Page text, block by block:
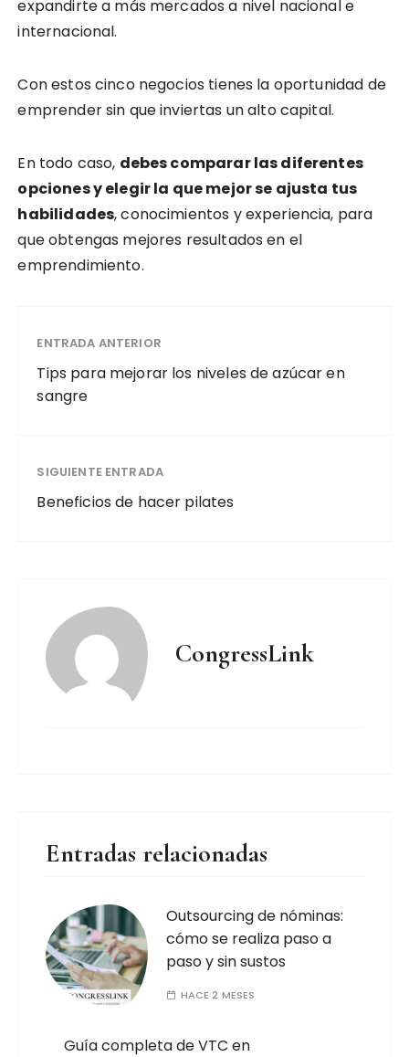
expandirte a más mercados a nivel nacional e
internacional.
Con estos cinco negocios tienes la oportunidad de
emprender sin que inviertas un alto capital.
En todo caso, debes comparar las diferentes
opciones y elegir la que mejor se ajusta tus
habilidades, conocimientos y experiencia, para
que obtengas mejores resultados en el
emprendimiento.
ENTRADA ANTERIOR
Tips para mejorar los niveles de azúcar en
sangre
SIGUIENTE ENTRADA
Beneficios de hacer pilates
CongressLink
Entradas relacionadas
Outsourcing de nóminas:
cómo se realiza paso a
paso y sin sustos
HACE 2 MESES
Guía completa de VTC en